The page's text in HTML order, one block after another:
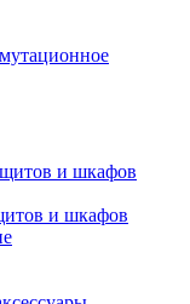
и шкафов
и шкафов